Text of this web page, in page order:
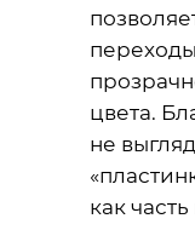
цвета.
не
как